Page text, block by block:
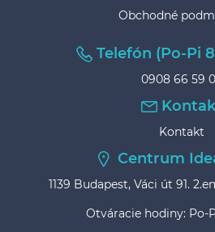
Obchodné
Telefón (Po-Pi
0908 66 59
Kontakt
Centrum
1139 Budapest, Váci út 91.
Otváracie hodiny: Po-